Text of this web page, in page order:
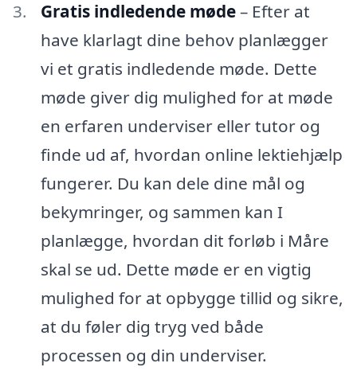
Gratis indledende møde– Efter at
have klarlagt dine behov planlægger
vi et gratis indledende møde. Dette
møde giver dig mulighed for at møde
en erfaren underviser eller tutor og
finde ud af, hvordan online lektiehjælp
fungerer. Du kan dele dine mål og
bekymringer, og sammen kan I
planlægge, hvordan dit forløb i Måre
skal se ud. Dette møde er en vigtig
mulighed for at opbygge tillid og sikre,
at du føler dig tryg ved både
processen og din underviser.